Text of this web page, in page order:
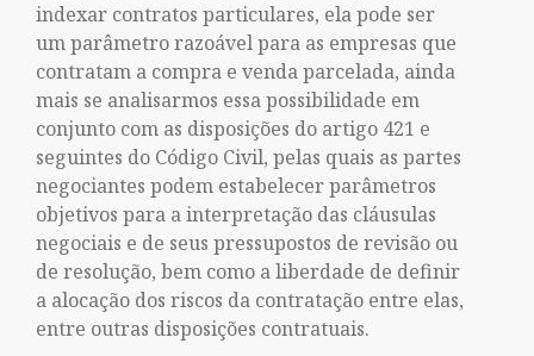
indexar contratos particulares, ela pode ser
um parâmetro razoável para as empresas que
contratam a compra e venda parcelada, ainda
mais se analisarmos essa possibilidade em
conjunto com as disposições do artigo 421 e
seguintes do Código Civil, pelas quais as partes
negociantes podem estabelecer parâmetros
objetivos para a interpretação das cláusulas
negociais e de seus pressupostos de revisão ou
de resolução, bem como a liberdade de definir
a alocação dos riscos da contratação entre elas,
entre outras disposições contratuais.